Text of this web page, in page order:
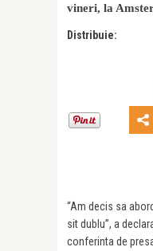
vineri, la
Distribuie:
“Am decis sa
sit dublu”, a
conferinta de